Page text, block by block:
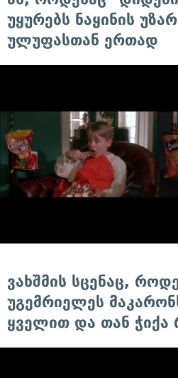
უყურებს ნაყინის
ულუფასთან ერთად
ვახშმის სცენაც,
უგემრიელეს
ყველით და თან ჭიქა